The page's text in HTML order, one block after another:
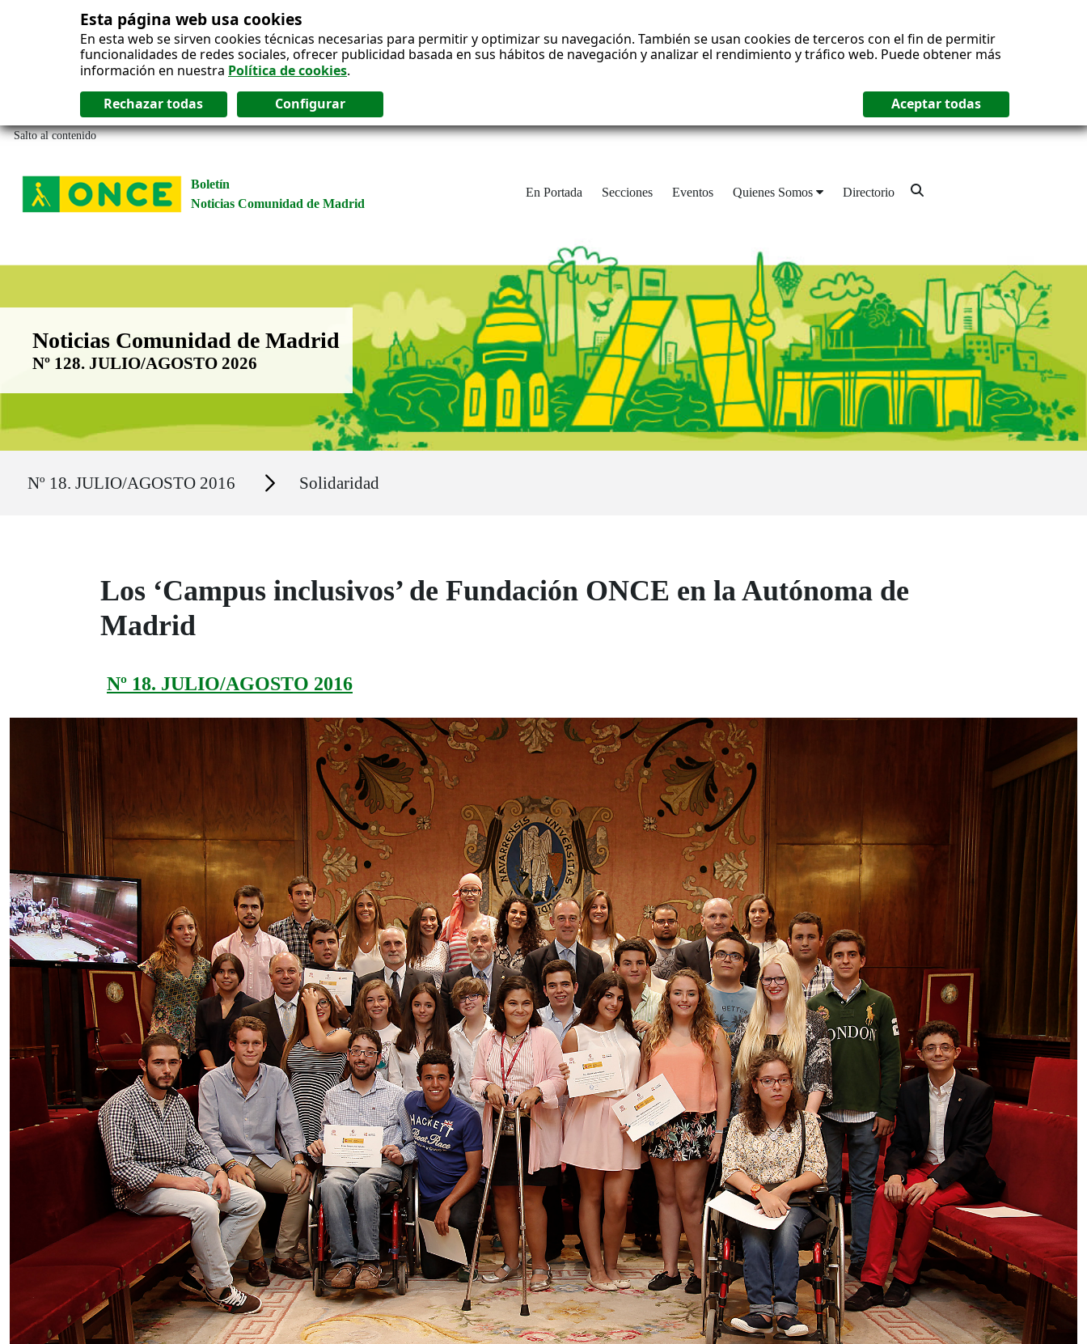
Esta página web usa cookies
En esta web se sirven cookies técnicas necesarias para permitir y optimizar su navegación. También se usan cookies de terceros con el fin de permitir
funcionalidades de redes sociales, ofrecer publicidad basada en sus hábitos de navegación y analizar el rendimiento y tráfico web. Puede obtener más
información en nuestra Política de cookies.
Salto al contenido
Boletín
Noticias Comunidad de Madrid
En Portada Secciones Eventos Quienes Somos Directorio
Boletín Noticias Comunidad de Madrid
Noticias Comunidad de Madrid
Nº 128. JULIO/AGOSTO 2026
Nº 18. JULIO/AGOSTO 2016 Secciones Solidaridad
Los ‘Campus inclusivos’ de Fundación ONCE en la Autónoma de
Madrid
Nº 18. JULIO/AGOSTO 2016